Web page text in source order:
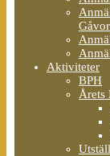
Aktiviteter
BPH
Årets